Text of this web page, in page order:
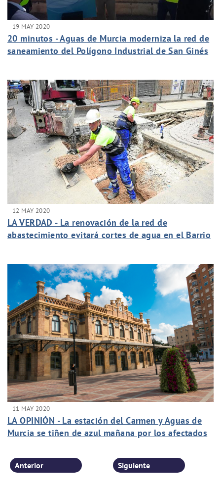
19 MAY 2020
20 minutos - Aguas de Murcia moderniza la red de
saneamiento del Polígono Industrial de San Ginés
12 MAY 2020
LA VERDAD - La renovación de la red de
abastecimiento evitará cortes de agua en el Barrio
11 MAY 2020
LA OPINIÓN - La estación del Carmen y Aguas de
Murcia se tiñen de azul mañana por los afectados
Anterior Siguiente